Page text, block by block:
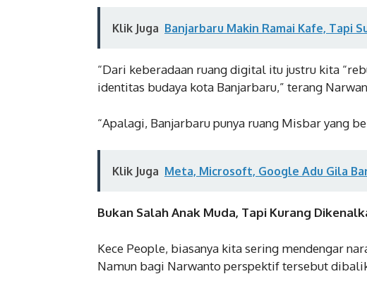
Klik Juga Banjarbaru Makin Ramai Kafe, Tapi
“Dari keberadaan ruang digital itu justru kita
identitas budaya kota Banjarbaru,” terang
“Apalagi, Banjarbaru punya ruang Misbar yang
Klik Juga Meta, Microsoft, Google Adu Gila
Bukan Salah Anak Muda, Tapi Kurang
Kece People, biasanya kita sering mendengar
Namun bagi Narwanto perspektif tersebut